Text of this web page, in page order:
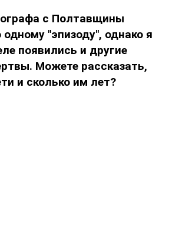
с Полтавщины
"эпизоду", однако я
появились и другие
Можете рассказать,
и сколько им лет?